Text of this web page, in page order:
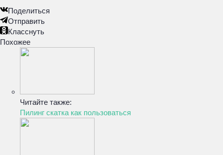
Поделиться
Отправить
Класснуть
Похожее
Читайте также:
Пилинг скатка как пользоваться